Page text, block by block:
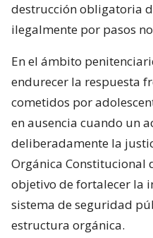
destrucción obligatoria
ilegalmente por pasos
En el ámbito
endurecer la respuesta
cometidos por
en ausencia cuando un
deliberadamente la
Orgánica Constitucional
objetivo de fortalecer la
sistema de seguridad
estructura orgánica.